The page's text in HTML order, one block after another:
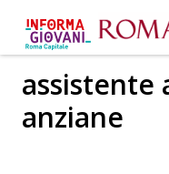
assistente
anziane